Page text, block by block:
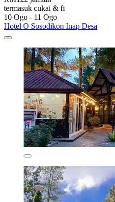
termasuk cukai & fi
10 Ogo - 11 Ogo
Hotel O Sosodikon Inap Desa